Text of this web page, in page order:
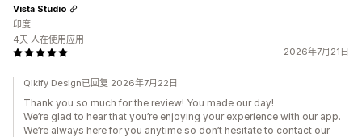
2026年7月21日
Vista Studio
印度
4天 人在使用应用
Qikify Design已回复 2026年7月22日
Thank you so much for the review! You made our day!
We’re glad to hear that you’re enjoying your experience with our app.
We’re always here for you anytime so don’t hesitate to contact our